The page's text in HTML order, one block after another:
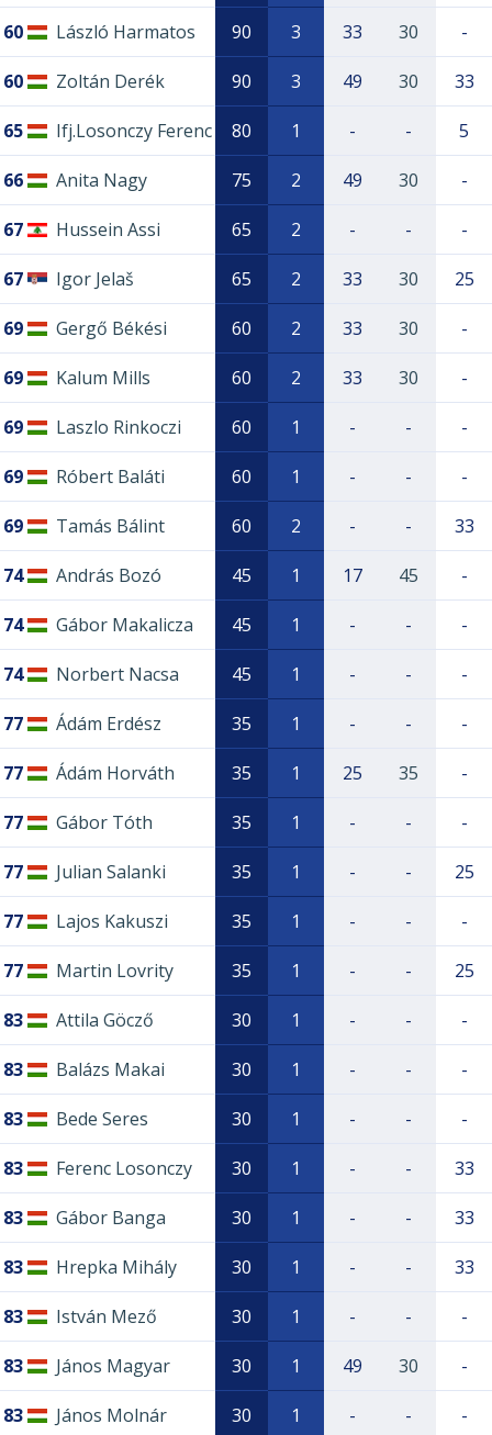
60 László Harmatos 90 3 33 30 -
60 Zoltán Derék 90 3 49 30 33
65 Ifj.Losonczy Ferenc 80 1 - - 5
66 Anita Nagy 75 2 49 30 -
67 Hussein Assi 65 2 - - -
67 Igor Jelaš 65 2 33 30 25
69 Gergő Békési 60 2 33 30 -
69 Kalum Mills 60 2 33 30 -
69 Laszlo Rinkoczi 60 1 - - -
69 Róbert Baláti 60 1 - - -
69 Tamás Bálint 60 2 - - 33
74 András Bozó 45 1 17 45 -
74 Gábor Makalicza 45 1 - - -
74 Norbert Nacsa 45 1 - - -
77 Ádám Erdész 35 1 - - -
77 Ádám Horváth 35 1 25 35 -
77 Gábor Tóth 35 1 - - -
77 Julian Salanki 35 1 - - 25
77 Lajos Kakuszi 35 1 - - -
77 Martin Lovrity 35 1 - - 25
83 Attila Göcző 30 1 - - -
83 Balázs Makai 30 1 - - -
83 Bede Seres 30 1 - - -
83 Ferenc Losonczy 30 1 - - 33
83 Gábor Banga 30 1 - - 33
83 Hrepka Mihály 30 1 - - 33
83 István Mező 30 1 - - -
83 János Magyar 30 1 49 30 -
83 János Molnár 30 1 - - -